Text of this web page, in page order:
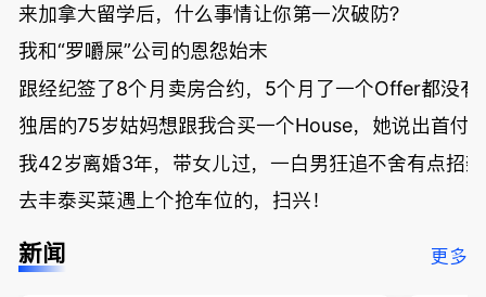
来加拿大留学后，什么事情让你第一次破防？
我和“罗嚼屎”公司的恩怨始末
跟经纪签了8个月卖房合约，5个月了一个Offer都没有
独居的75岁姑妈想跟我合买一个House，她说出首付
我42岁离婚3年，带女儿过，一白男狂追不舍有点招
去丰泰买菜遇上个抢车位的，扫兴！
新闻 更多